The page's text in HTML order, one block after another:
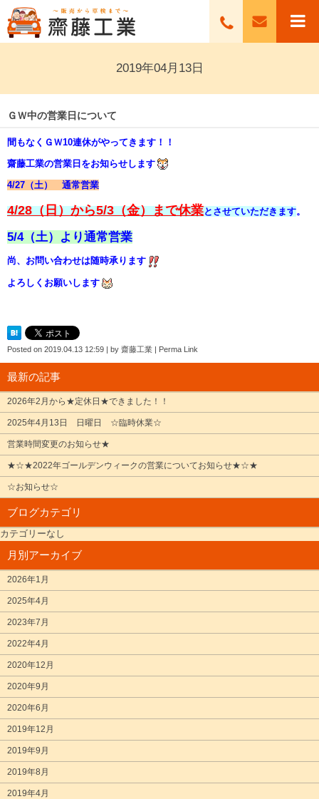
2019年04月13日
ＧＷ中の営業日について
間もなくＧＷ10連休がやってきます！！
齋藤工業の営業日をお知らせします
4/27（土） 通常営業
4/28（日）から5/3（金）まで休業とさせていただきます。
5/4（土）より通常営業
尚、お問い合わせは随時承ります
よろしくお願いします
Posted on 2019.04.13 12:59 | by 齋藤工業 | Perma Link
最新の記事
2026年2月から★定休日★できました！！
2025年4月13日 日曜日 ☆臨時休業☆
営業時間変更のお知らせ★
★☆★2022年ゴールデンウィークの営業についてお知らせ★☆★
☆お知らせ☆
ブログカテゴリ
カテゴリーなし
月別アーカイブ
2026年1月
2025年4月
2023年7月
2022年4月
2020年12月
2020年9月
2020年6月
2019年12月
2019年9月
2019年8月
2019年4月